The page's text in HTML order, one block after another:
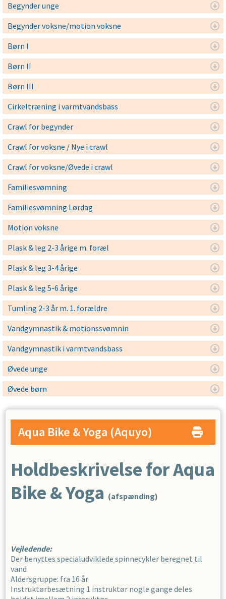
Begynder unge
Begynder voksne/motion voksne
Børn I
Børn II
Børn III
Cirkeltræning i varmtvandsbass
Crawl for begynder
Crawl for voksne / Nye i crawl
Crawl for voksne/Øvede i crawl
Familiesvømning
Familiesvømning Lørdag
Motion voksne
Plask & leg 2-3 årige m. foræl
Plask & leg 3-4 årige
Plask & leg 5-6 årige
Tumling 2-3 år m. 1. forældre
Vandgymnastik & motionssvømnin
Vandgymnastik i varmtvandsbass
Øvede unge
Øvede børn
Aqua Bike & Yoga (Aquyo)
Holdbeskrivelse for Aqua
Bike & Yoga (afspænding)
Vejledende:
Der benyttes specialudviklede spinnecykler beregnet til
vand
Aldersgruppe: fra 16 år
Instruktørbesætning 1 instruktør nogle gange deles